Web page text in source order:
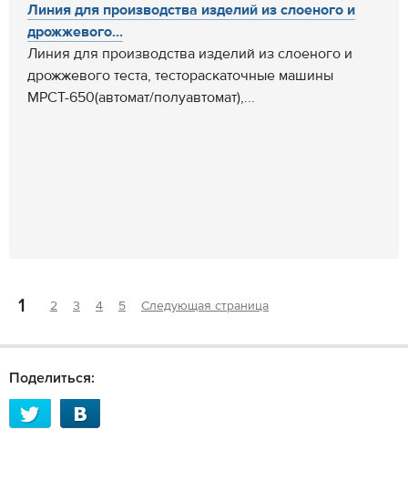
Линия для производства изделий из слоеного и
дрожжевого...
Линия для производства изделий из слоеного и
дрожжевого теста, тестораскаточные машины
МРСТ-650(автомат/полуавтомат),...
1 2 3 4 5 Следующая страница
Поделиться: